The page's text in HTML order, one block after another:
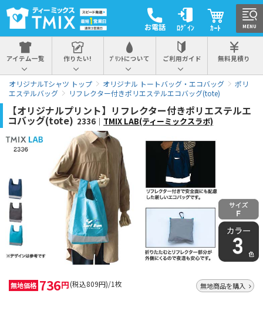
お電話 ﾛｸﾞｲﾝ ｶｰﾄ
アイテム一覧 作りたい! ﾌﾟﾘﾝﾄについて ご利用ガイド 無料見積り
オリジナルTシャツ トップ オリジナル トートバッグ・エコバッグ
ポリ
エステルバッグ
リフレクター付きポリエステルエコバッグ(tote)
【オリジナルプリント】リフレクター付きポリエステルエ
コバッグ(tote) 2336｜ TMIX LAB(ティーミックスラボ)
無地価格 736円(税込809円)/1枚 無地商品を購入
MENU